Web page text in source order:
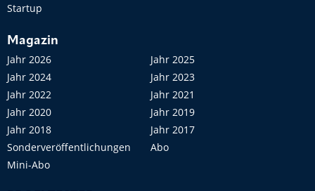
Startup
Magazin
Jahr 2026
Jahr 2025
Jahr 2024
Jahr 2023
Jahr 2022
Jahr 2021
Jahr 2020
Jahr 2019
Jahr 2018
Jahr 2017
Sonderveröffentlichungen
Abo
Mini-Abo